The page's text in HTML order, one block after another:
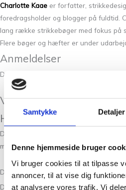
Samtykke Detaljer
Denne hjemmeside bruger
Vi bruger cookies til at tilpasse
annoncer, til at vise dig
at analysere vores trafik. Vi
Charlotte Kaae er forfatter,
foredragsholder og blogger på fuldtid.
lang række strikkebøger med fokus på
Flere bøger og hæfter er under
Anmeldelser
Der er endnu ikke nogle anmeldelser.
Vær den første til at
Holme Samsøe”
Din e-mailadresse vil ikke blive
med*
Din bedømmelse
Din anmeldelse*